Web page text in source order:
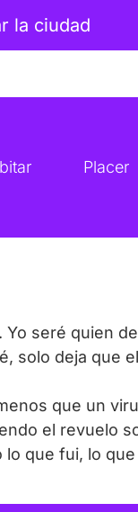
la ciudad
Placer
seré quien
solo deja que
que un
el revuelo
que fui, lo